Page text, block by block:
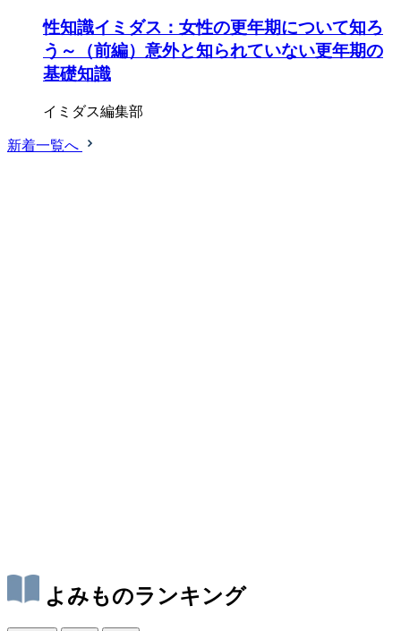
性知識イミダス：女性の更年期について知ろ
う～（前編）意外と知られていない更年期の
基礎知識
イミダス編集部
新着一覧へ
よみものランキング